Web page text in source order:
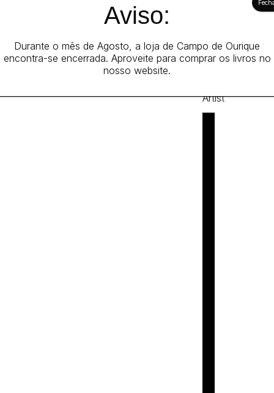
Minds
the
House
Artist
Aviso:
Durante o mês de Agosto, a loja de Campo de Ourique
encontra-se encerrada. Aproveite para comprar os livros no
nosso website.